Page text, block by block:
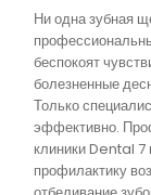
Ни одна зубная
беспокоят
болезненные
Только
эффективно.
клиники Dental 7
профилактику